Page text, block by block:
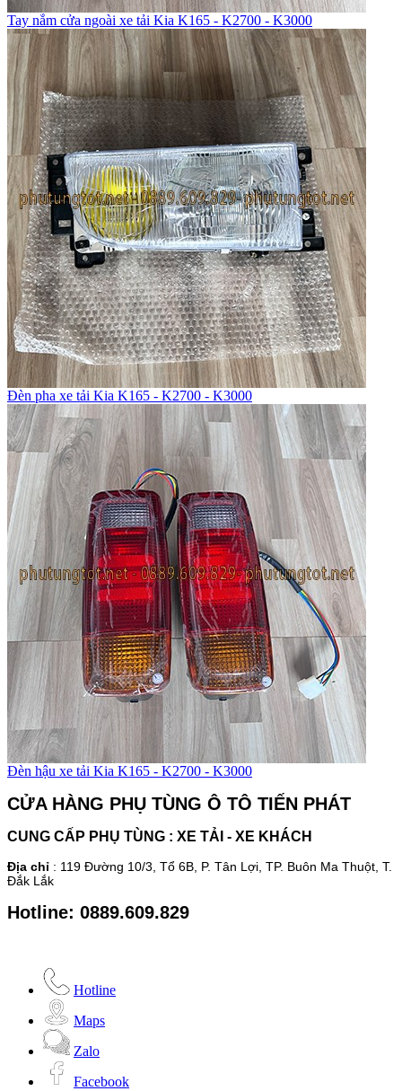
Tay nắm cửa ngoài xe tải Kia K165 - K2700 - K3000
Đèn pha xe tải Kia K165 - K2700 - K3000
Đèn hậu xe tải Kia K165 - K2700 - K3000
CỬA HÀNG PHỤ TÙNG Ô TÔ TIẾN PHÁT
CUNG CẤP PHỤ TÙNG : XE TẢI - XE KHÁCH
Địa chỉ : 119 Đường 10/3, Tổ 6B, P. Tân Lợi, TP. Buôn Ma Thuột, T.
Đắk Lắk
Hotline: 0889.609.829
Hotline
Maps
Zalo
Facebook